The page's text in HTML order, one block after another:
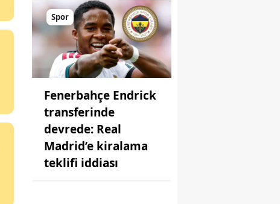
Spor
Fenerbahçe Endrick
transferinde
devrede: Real
Madrid’e kiralama
teklifi iddiası